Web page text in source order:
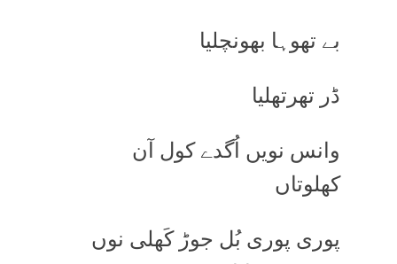
بے تھوہا بھونچلیا
ڈر تھرتھلیا
وانس نویں اُگدے کول آن
کھلوتاں
پوری پوری بُل جوڑ کَھلی نوں